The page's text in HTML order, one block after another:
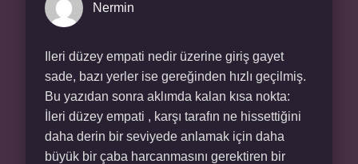
Nermin
Ileri düzey empati nedir üzerine giriş gayet
sade, bazı yerler ise gereğinden hızlı geçilmiş.
Bu yazıdan sonra aklımda kalan kısa nokta:
İleri düzey empati , karşı tarafın ne hissettiğini
daha derin bir seviyede anlamak için daha
büyük bir çaba harcanmasını gerektiren bir